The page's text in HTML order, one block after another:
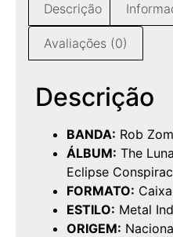
Descrição
Avaliações (0)
Descrição
BANDA: Rob
ÁLBUM: The
Eclipse
FORMATO:
ESTILO: Metal
ORIGEM: